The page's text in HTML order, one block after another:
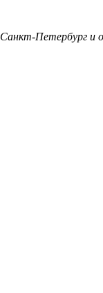
Санкт-Петербург и